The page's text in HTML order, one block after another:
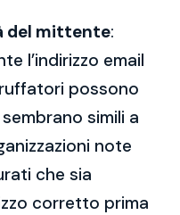
del mittente:
l’indirizzo email
possono
simili a
note
che sia
corretto prima